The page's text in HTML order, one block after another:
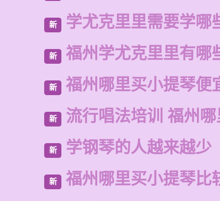
新 学尤克里里需要学哪
新 福州学尤克里里有哪
新 福州哪里买小提琴便
新 流行唱法培训 福州
新 学钢琴的人越来越少
新 福州哪里买小提琴比